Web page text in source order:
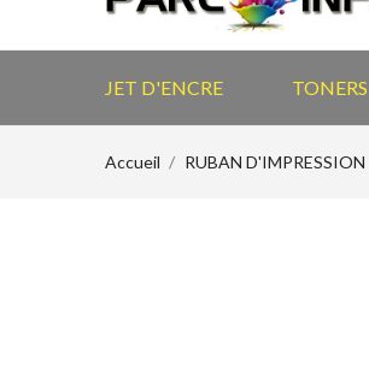
JET D'ENCRE TONERS
Accueil RUBAN D'IMPRESSION